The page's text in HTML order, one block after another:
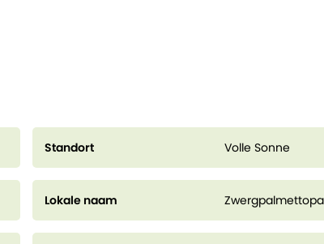
Standort Volle Sonne
Lokale naam